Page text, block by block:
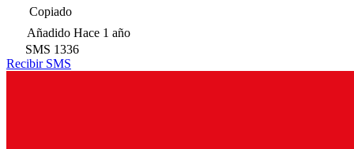
Copiado
Añadido Hace 1 año
SMS 1336
Recibir SMS